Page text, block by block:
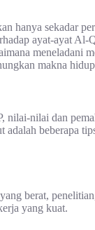
hanya sekadar
ayat-ayat Al-
meneladani
makna
nilai dan
beberapa
berat,
yang kuat.